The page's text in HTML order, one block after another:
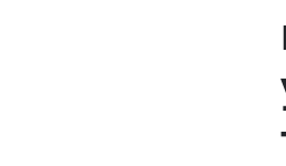
вход 10, 3